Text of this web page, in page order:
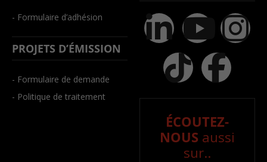
- Formulaire d’adhésion
PROJETS D’ÉMISSION
- Formulaire de demande
- Politique de traitement
ÉCOUTEZ-
NOUS aussi
sur..